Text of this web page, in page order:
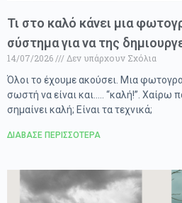
Τι στο καλό κάνει μια
σύστημα για να της
14/07/2026
Δεν υπάρχουν Σχόλια
Όλοι το έχουμε ακούσει. Μια
σωστή να είναι και….. “καλή!”. Χαίρω
σημαίνει καλή; Είναι τα τεχνικά;
ΔΙΑΒΑΣΕ ΠΕΡΙΣΣΟΤΕΡΑ